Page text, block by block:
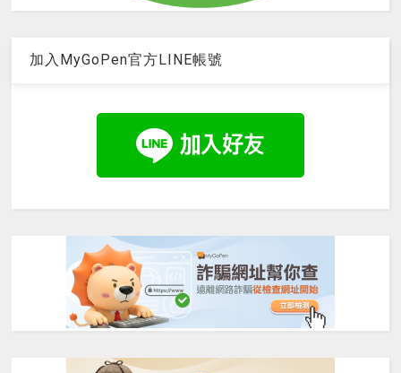
加入MyGoPen官方LINE帳號